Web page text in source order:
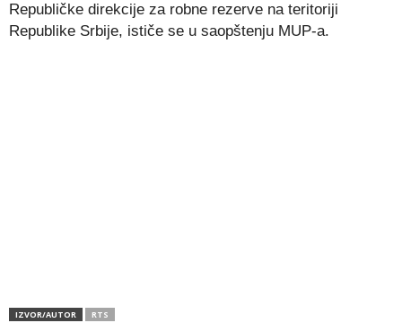
Republičke direkcije za robne rezerve na teritoriji
Republike Srbije, ističe se u saopštenju MUP-a.
IZVOR/AUTOR
RTS